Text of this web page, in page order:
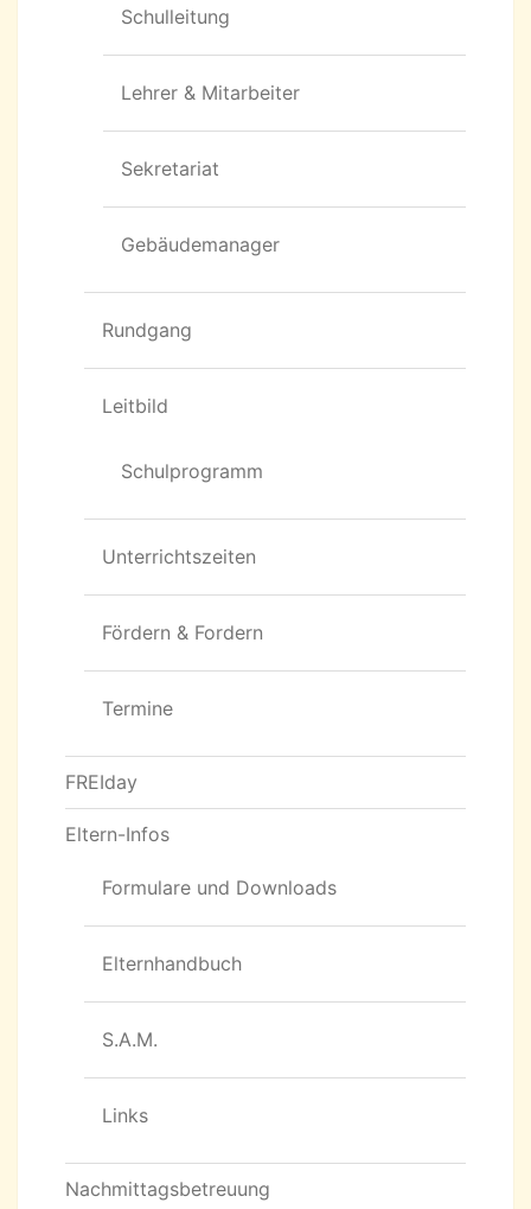
Schulleitung
Lehrer & Mitarbeiter
Sekretariat
Gebäudemanager
Rundgang
Leitbild
Schulprogramm
Unterrichtszeiten
Fördern & Fordern
Termine
FREIday
Eltern-Infos
Formulare und Downloads
Elternhandbuch
S.A.M.
Links
Nachmittagsbetreuung